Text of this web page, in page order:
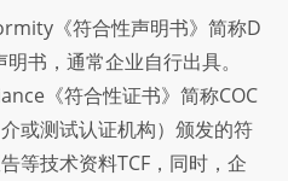
《符合性声明书》简称D
书，通常企业自行出具。
《符合性证书》简称COC
或测试认证机构）颁发的符
等技术资料TCF，同时，企